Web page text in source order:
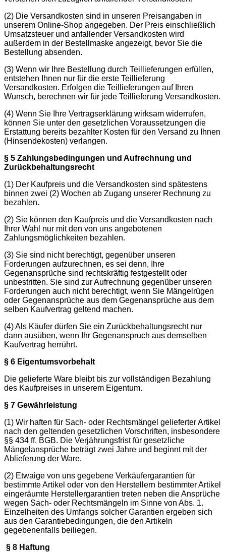
(2) Die Versandkosten sind in unseren Preisangaben in
unserem Online-Shop angegeben. Der Preis einschließlich
Umsatzsteuer und anfallender Versandkosten wird
außerdem in der Bestellmaske angezeigt, bevor Sie die
Bestellung absenden.
(3) Wenn wir Ihre Bestellung durch Teillieferungen erfüllen,
entstehen Ihnen nur für die erste Teillieferung
Versandkosten. Erfolgen die Teillieferungen auf Ihren
Wunsch, berechnen wir für jede Teillieferung Versandkosten.
(4) Wenn Sie Ihre Vertragserklärung wirksam widerrufen,
können Sie unter den gesetzlichen Voraussetzungen die
Erstattung bereits bezahlter Kosten für den Versand zu Ihnen
(Hinsendekosten) verlangen.
§ 5 Zahlungsbedingungen und Aufrechnung und
Zurückbehaltungsrecht
(1) Der Kaufpreis und die Versandkosten sind spätestens
binnen zwei (2) Wochen ab Zugang unserer Rechnung zu
bezahlen.
(2) Sie können den Kaufpreis und die Versandkosten nach
Ihrer Wahl nur mit den von uns angebotenen
Zahlungsmöglichkeiten bezahlen.
(3) Sie sind nicht berechtigt, gegenüber unseren
Forderungen aufzurechnen, es sei denn, Ihre
Gegenansprüche sind rechtskräftig festgestellt oder
unbestritten. Sie sind zur Aufrechnung gegenüber unseren
Forderungen auch nicht berechtigt, wenn Sie Mängelrügen
oder Gegenansprüche aus dem Gegenansprüche aus dem
selben Kaufvertrag geltend machen.
(4) Als Käufer dürfen Sie ein Zurückbehaltungsrecht nur
dann ausüben, wenn Ihr Gegenanspruch aus demselben
Kaufvertrag herrührt.
§ 6 Eigentumsvorbehalt
Die gelieferte Ware bleibt bis zur vollständigen Bezahlung
des Kaufpreises in unserem Eigentum.
§ 7 Gewährleistung
(1) Wir haften für Sach- oder Rechtsmängel gelieferter Artikel
nach den geltenden gesetzlichen Vorschriften, insbesondere
§§ 434 ff. BGB. Die Verjährungsfrist für gesetzliche
Mängelansprüche beträgt zwei Jahre und beginnt mit der
Ablieferung der Ware.
(2) Etwaige von uns gegebene Verkäufergarantien für
bestimmte Artikel oder von den Herstellern bestimmter Artikel
eingeräumte Herstellergarantien treten neben die Ansprüche
wegen Sach- oder Rechtsmängeln im Sinne von Abs. 1.
Einzelheiten des Umfangs solcher Garantien ergeben sich
aus den Garantiebedingungen, die den Artikeln
gegebenenfalls beiliegen.
§ 8 Haftung